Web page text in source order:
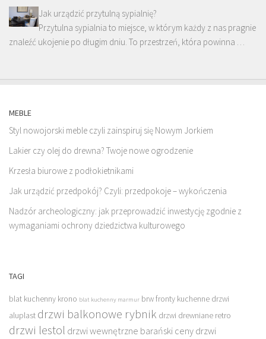
Jak urządzić przytulną sypialnię?
Przytulna sypialnia to miejsce, w którym każdy z nas pragnie
znaleźć ukojenie po długim dniu. To przestrzeń, która powinna …
MEBLE
Styl nowojorski meble czyli zainspiruj się Nowym Jorkiem
Lakier czy olej do drewna? Twoje nowe ogrodzenie
Krzesła biurowe z podłokietnikami
Jak urządzić przedpokój? Czyli: przedpokoje – wykończenia
Nadzór archeologiczny: jak przeprowadzić inwestycję zgodnie z
wymaganiami ochrony dziedzictwa kulturowego
TAGI
blat kuchenny krono blat kuchenny marmur brw fronty kuchenne drzwi
aluplast drzwi balkonowe rybnik drzwi drewniane retro
drzwi lestol drzwi wewnętrzne barański ceny drzwi